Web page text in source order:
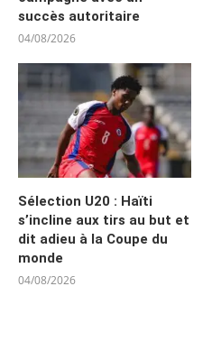
succès autoritaire
04/08/2026
Sélection U20 : Haïti
s’incline aux tirs au but et
dit adieu à la Coupe du
monde
04/08/2026